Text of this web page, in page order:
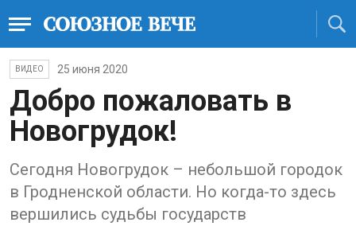
ВИДЕО 25 июня 2020
Добро пожаловать в
Новогрудок!
Сегодня Новогрудок – небольшой городок
в Гродненской области. Но когда-то здесь
вершились судьбы государств